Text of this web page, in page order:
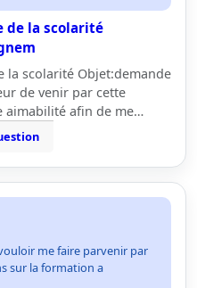
de la scolarité
la scolarité Objet:demande
de venir par cette
aimabilité afin de me…
me faire parvenir par
sur la formation a